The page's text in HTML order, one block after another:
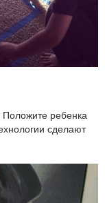
Положите ребенка
сделают